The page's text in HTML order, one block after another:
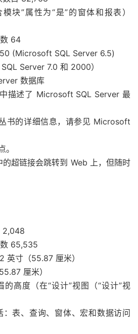
”属性为“是”的窗体和报表）
64
(Microsoft SQL Server 6.5)
Server 7.0 和 2000）
数据库
述了 Microsoft SQL Server 最
的详细信息，请参见 Microsoft
超链接会跳转到 Web 上，但随时
65,535
寸（55.87 厘米）
厘米）
高度（在“设计”视图（“设计”视
表、查询、窗体、宏和数据访问